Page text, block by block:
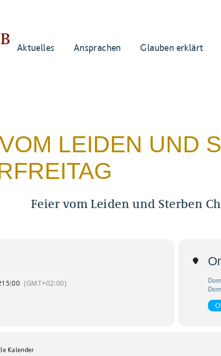
Aktuelles Ansprachen Glauben erklärt
LEIDEN UND
Feier vom Leiden und Sterben
15:00 (GMT+02:00)
Kalender